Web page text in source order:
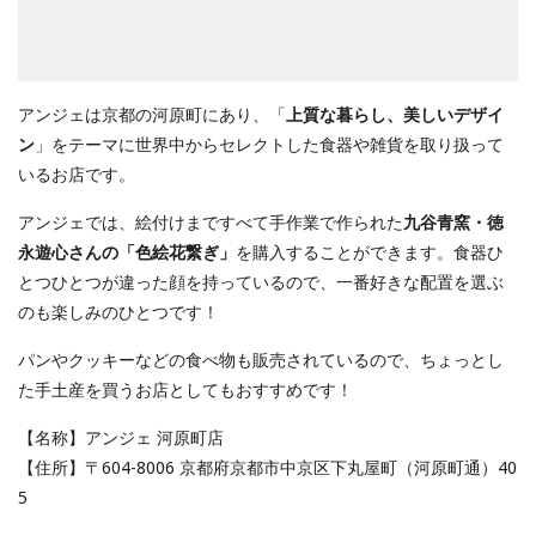
アンジェは京都の河原町にあり、「上質な暮らし、美しいデザイ
ン 」をテーマに世界中からセレクトした食器や雑貨を取り扱って
いるお店です。
アンジェでは、絵付けまですべて手作業で作られた九谷青窯・徳
永遊心さんの「色絵花繋ぎ」 を購入することができます。食器ひ
とつひとつが違った顔を持っているので、一番好きな配置を選ぶ
のも楽しみのひとつです！
パンやクッキーなどの食べ物も販売されているので、ちょっとし
た手土産を買うお店としてもおすすめです！
【名称】アンジェ 河原町店
【住所】〒604-8006 京都府京都市中京区下丸屋町（河原町通）40
5